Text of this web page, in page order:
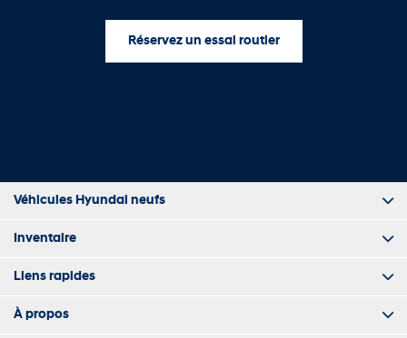
Réservez un essai routier
Véhicules Hyundai neufs
Inventaire
Liens rapides
À propos